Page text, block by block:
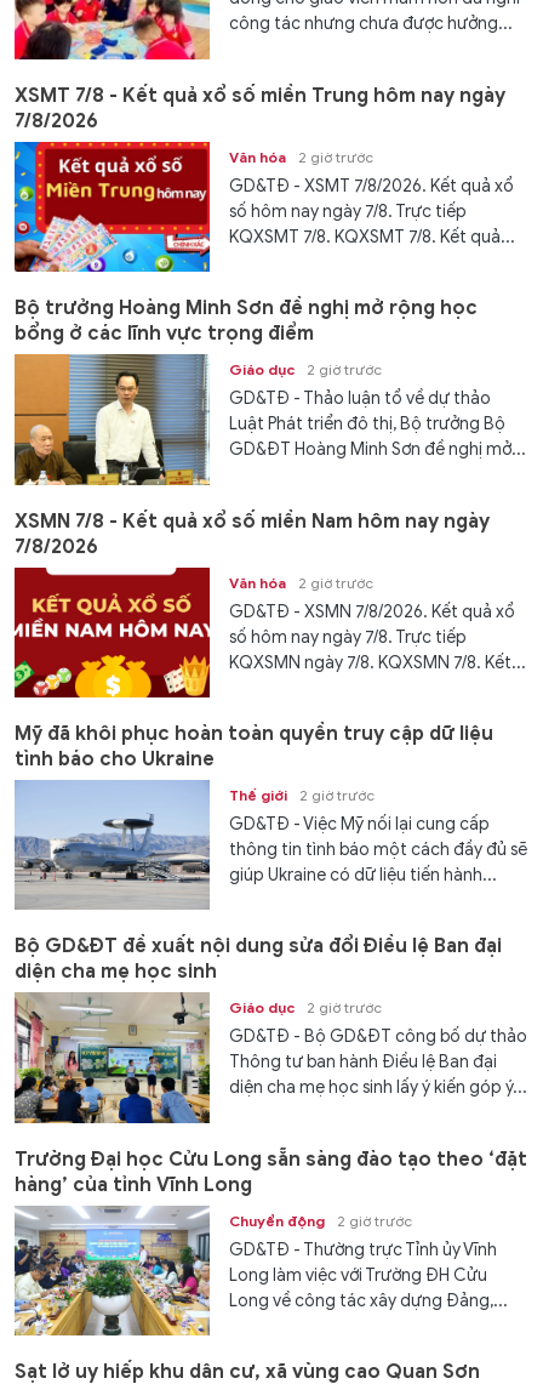
công tác nhưng chưa được hưởng...
XSMT 7/8 - Kết quả xổ số miền Trung hôm nay ngày
7/8/2026
Văn hóa 2 giờ trước
GD&TĐ - XSMT 7/8/2026. Kết quả xổ
số hôm nay ngày 7/8. Trực tiếp
KQXSMT 7/8. KQXSMT 7/8. Kết quả...
Bộ trưởng Hoàng Minh Sơn đề nghị mở rộng học
bổng ở các lĩnh vực trọng điểm
Giáo dục 2 giờ trước
GD&TĐ - Thảo luận tổ về dự thảo
Luật Phát triển đô thị, Bộ trưởng Bộ
GD&ĐT Hoàng Minh Sơn đề nghị mở...
XSMN 7/8 - Kết quả xổ số miền Nam hôm nay ngày
7/8/2026
Văn hóa 2 giờ trước
GD&TĐ - XSMN 7/8/2026. Kết quả xổ
số hôm nay ngày 7/8. Trực tiếp
KQXSMN ngày 7/8. KQXSMN 7/8. Kết...
Mỹ đã khôi phục hoàn toàn quyền truy cập dữ liệu
tình báo cho Ukraine
Thế giới 2 giờ trước
GD&TĐ - Việc Mỹ nối lại cung cấp
thông tin tình báo một cách đầy đủ sẽ
giúp Ukraine có dữ liệu tiến hành...
Bộ GD&ĐT đề xuất nội dung sửa đổi Điều lệ Ban đại
diện cha mẹ học sinh
Giáo dục 2 giờ trước
GD&TĐ - Bộ GD&ĐT công bố dự thảo
Thông tư ban hành Điều lệ Ban đại
diện cha mẹ học sinh lấy ý kiến góp ý...
Trường Đại học Cửu Long sẵn sàng đào tạo theo ‘đặt
hàng’ của tỉnh Vĩnh Long
Chuyển động 2 giờ trước
GD&TĐ - Thường trực Tỉnh ủy Vĩnh
Long làm việc với Trường ĐH Cửu
Long về công tác xây dựng Đảng,...
Sạt lở uy hiếp khu dân cư, xã vùng cao Quan Sơn